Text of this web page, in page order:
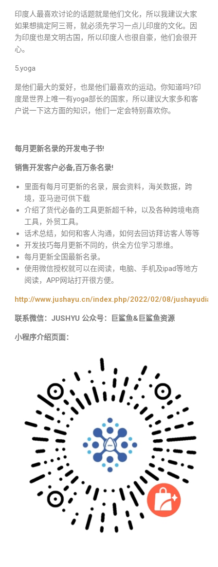
印度人最喜欢讨论的话题就是他们文化，所以我建议大家
如果想搞定阿三哥，就必须先学习一点儿印度的文化。因
为印度也是文明古国，所以印度人也很自豪，他们会很开
心。
5.yoga
是他们最大的爱好，也是他们最喜欢的运动。你知道吗?印
度是世界上唯一有yoga部长的国家，所以建议大家多和客
户说一下这方面的知识，他们一定会特别喜欢你。
每月更新名录的开发电子书!
销售开发客户必备,百万条名录!
里面有每月可更新的名录，展会资料，海关数据，跨
境，亚马逊可供下载
介绍了货代必备的工具更新超千种，以及各种跨境电商
工具，外贸工具。
话术总结，如何和客人沟通，如何去回访拜访客人等等
开发技巧每月更新不同的，供全方位学习思维。
每月更新全国最新名录。
使用微信授权就可以在阅读，电脑、手机及ipad等地方
阅读，APP网站打开很方便。
http://www.jushayu.cn/index.php/2022/02/08/
联系微信：JUSHYU 公众号：巨鲨鱼&巨鲨鱼资源
小程序介绍页面：